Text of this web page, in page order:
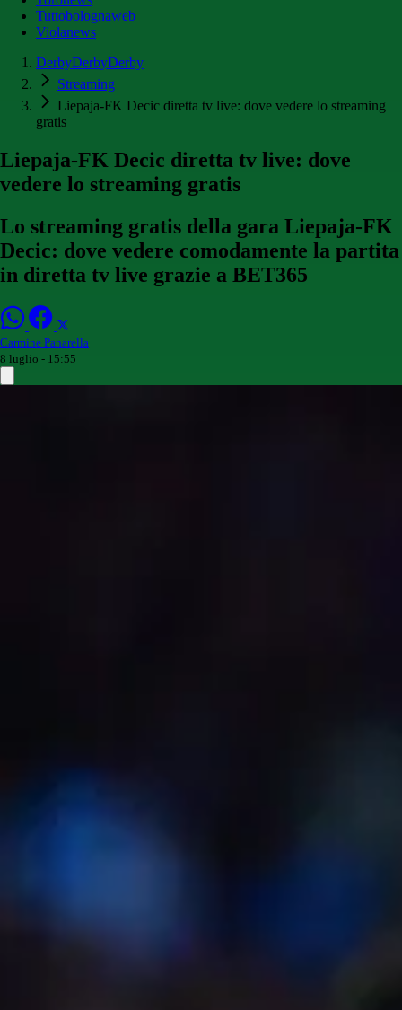
Tuttobolognaweb
Violanews
DerbyDerbyDerby
Streaming
Liepaja-FK Decic diretta tv live: dove vedere lo streaming
gratis
Liepaja-FK Decic diretta tv live: dove
vedere lo streaming gratis
Lo streaming gratis della gara Liepaja-FK
Decic: dove vedere comodamente la partita
in diretta tv live grazie a BET365
Carmine Panarella
8 luglio - 15:55